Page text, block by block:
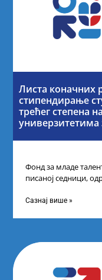
Листа коначних
стипендирање
трећег степена
универзитетима
Фонд за младе
писаној седници,
Сазнај више »